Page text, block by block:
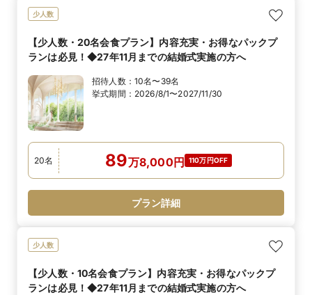
少人数
【少人数・20名会食プラン】内容充実・お得なパックプ
ランは必見！◆27年11月までの結婚式実施の方へ
招待人数： 10名〜39名
挙式期間： 2026/8/1〜2027/11/30
20名 89万8,000円 110万円OFF
プラン詳細
少人数
【少人数・10名会食プラン】内容充実・お得なパックプ
ランは必見！◆27年11月までの結婚式実施の方へ